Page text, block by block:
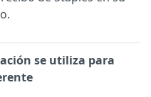
se utiliza para